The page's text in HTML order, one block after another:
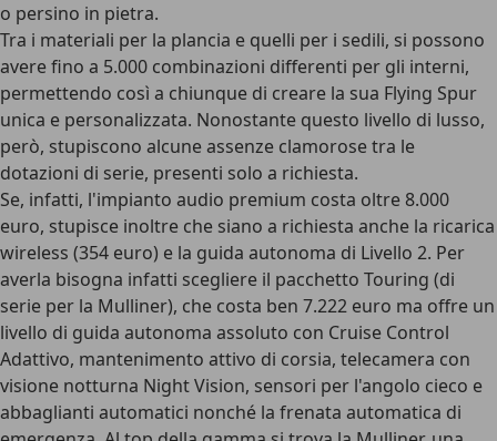
o persino in pietra.
Tra i materiali per la plancia e quelli per i sedili, si possono
avere fino a 5.000 combinazioni differenti per gli interni,
permettendo così a chiunque di creare la sua Flying Spur
unica e personalizzata. Nonostante questo livello di lusso,
però, stupiscono alcune assenze clamorose tra le
dotazioni di serie, presenti solo a richiesta.
Se, infatti, l'impianto audio premium costa oltre 8.000
euro, stupisce inoltre che siano a richiesta anche la ricarica
wireless (354 euro) e la guida autonoma di Livello 2. Per
averla bisogna infatti scegliere il pacchetto Touring (di
serie per la Mulliner), che costa ben 7.222 euro ma offre un
livello di guida autonoma assoluto con Cruise Control
Adattivo, mantenimento attivo di corsia, telecamera con
visione notturna Night Vision, sensori per l'angolo cieco e
abbaglianti automatici nonché la frenata automatica di